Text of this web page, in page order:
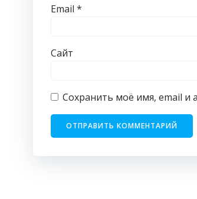
Email *
Сайт
Сохранить моё имя, email и